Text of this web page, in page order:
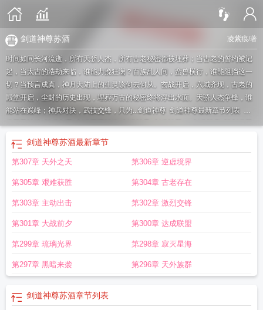
凌紫痕/著
剑道神尊苏酒
时间如同长河流逝，所有天骄人杰，所有古老秘密都被埋葬；当古老的誓约被记
起，当太古的浩劫来临，谁能力挽狂澜？百族乱人间，蛮兽横行，谁能阻挡这一
切？当预言成真，神月大陆上的生灵该何去何从。玄战开启，六域齐现，古老的
殿堂开启，尘封的历史出现，埋葬万古的秘密终将浮出水面。天骄人杰争锋，谁
能站在巅峰；神兵对决，武技交锋，只为...剑道神尊 剑道神尊最新章节列表 剑
神剑道尊 凌紫痕 剑道神尊苏酒
女主
阅读神剑至尊神道剑尊百度百科 神剑尊者
剑道神尊苏酒最新章节
第307章 天外之天 第306章 逆虚境界
第305章 艰难获胜 第304章 古老存在
第303章 主动出击 第302章 激烈交锋
第301章 大战前夕 第300章 达成联盟
第299章 琉璃光界 第298章 寂灭星海
第297章 黑暗来袭 第296章 天外族群
剑道神尊苏酒章节列表